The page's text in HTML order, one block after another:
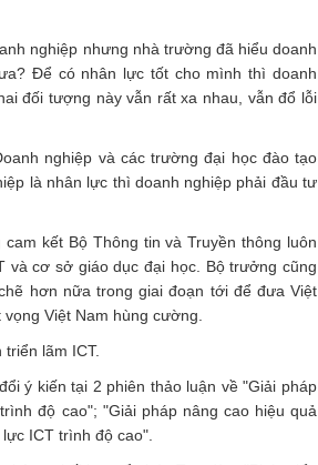
nghiệp nhưng nhà trường đã hiểu doanh
Để có nhân lực tốt cho mình thì doanh
đối tượng này vẫn rất xa nhau, vẫn đổ lỗi
nghiệp và các trường đại học đào tạo
là nhân lực thì doanh nghiệp phải đầu tư
kết Bộ Thông tin và Truyền thông luôn
và cơ sở giáo dục đại học. Bộ trưởng cũng
hơn nữa trong giai đoạn tới để đưa Việt
Việt Nam hùng cường.
lãm ICT.
ý kiến tại 2 phiên thảo luận về "Giải pháp
độ cao"; "Giải pháp nâng cao hiệu quả
ICT trình độ cao".